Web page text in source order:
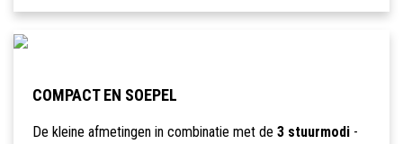
COMPACT EN SOEPEL
De kleine afmetingen in combinatie met de 3 stuurmodi-